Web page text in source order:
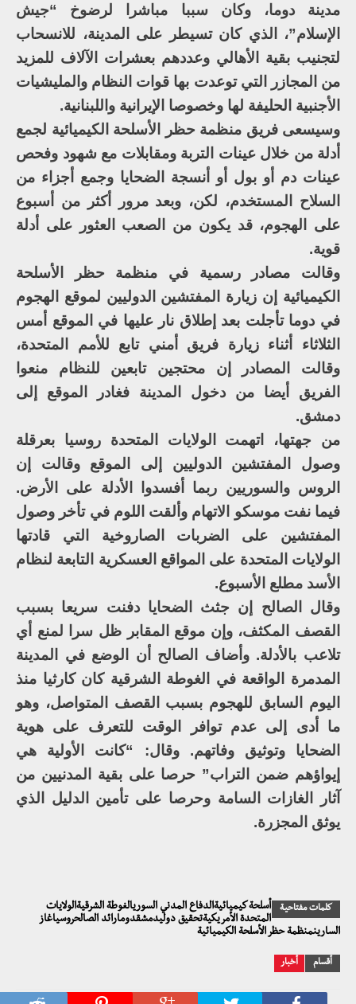
مدينة دوما، وكان سببا مباشرا لرضوخ “جيش
الإسلام”، الذي كان تسيطر على المدينة، للانسحاب
لتجنيب بقية الأهالي وعددهم بعشرات الآلاف للمزيد
من المجازر التي توعدت بها قوات النظام والمليشيات
الأجنبية الحليفة لها وخصوصا الإيرانية واللبنانية.
وسيسعى فريق منظمة حظر الأسلحة الكيميائية لجمع
أدلة من خلال عينات التربة ومقابلات مع شهود وفحص
عينات دم أو بول أو أنسجة الضحايا وجمع أجزاء من
السلاح المستخدم، لكن، وبعد مرور أكثر من أسبوع
على الهجوم، قد يكون من الصعب العثور على أدلة
قوية.
وقالت مصادر رسمية في منظمة حظر الأسلحة
الكيميائية إن زيارة المفتشين الدوليين لموقع الهجوم
في دوما تأجلت بعد إطلاق نار عليها في الموقع أمس
الثلاثاء أثناء زيارة فريق أمني تابع للأمم المتحدة،
وقالت المصادر إن محتجين تابعين للنظام منعوا
الفريق أيضا من دخول المدينة فغادر الموقع إلى
دمشق.
من جهتها، اتهمت الولايات المتحدة روسيا بعرقلة
وصول المفتشين الدوليين إلى الموقع وقالت إن
الروس والسوريين ربما أفسدوا الأدلة على الأرض.
فيما نفت موسكو الاتهام وألقت اللوم في تأخر وصول
المفتشين على الضربات الصاروخية التي قادتها
الولايات المتحدة على المواقع العسكرية التابعة لنظام
الأسد مطلع الأسبوع.
وقال الصالح إن جثث الضحايا دفنت سريعا بسبب
القصف المكثف، وإن موقع المقابر ظل سرا لمنع أي
تلاعب بالأدلة. وأضاف الصالح أن الوضع في المدينة
المدمرة الواقعة في الغوطة الشرقية كان كارثيا منذ
اليوم السابق للهجوم بسبب القصف المتواصل، وهو
ما أدى إلى عدم توافر الوقت للتعرف على هوية
الضحايا وتوثيق وفاتهم. وقال: “كانت الأولية هي
إيواؤهم ضمن التراب” حرصا على بقية المدنيين من
آثار الغازات السامة وحرصا على تأمين الدليل الذي
يوثق المجزرة.
كلمات مفتاحية
أسلحة كيميائيةالدفاع المدني السوريالغوطة الشرقيةالولايات
المتحدة الأمريكيةتحقيق دوليدمشقدومارائد الصالحروسياغاز
السارينمنظمة حظر الأسلحة الكيميائية
أقسام أخبار